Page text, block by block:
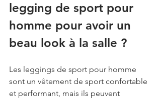
legging de sport pour
homme pour avoir un
beau look à la salle ?
Les leggings de sport pour homme
sont un vêtement de sport confortable
et performant, mais ils peuvent